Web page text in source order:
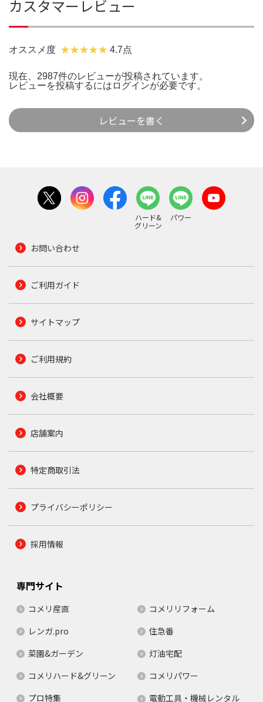
カスタマーレビュー
オススメ度 4.7点
現在、2987件のレビューが投稿されています。
レビューを投稿するには ログインが必要です。
レビューを書く
ハード&
グリーン
パワー
お問い合わせ
ご利用ガイド
サイトマップ
ご利用規約
会社概要
店舗案内
特定商取引法
プライバシーポリシー
採用情報
専門サイト
コメリ産直
コメリリフォーム
レンガ.pro
住急番
菜園&ガーデン
灯油宅配
コメリハード&グリーン
コメリパワー
プロ特集
電動工具・機械レンタル